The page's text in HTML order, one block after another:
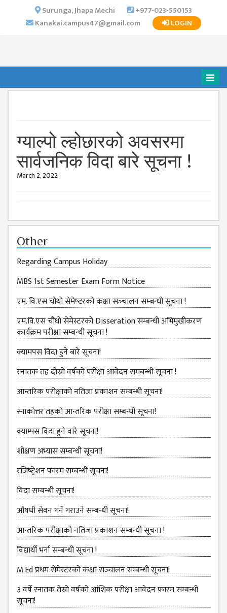
INSTITUTIONAL
MAJOR
STRATEGIES
ORGANIZATIONAL
STRUCTURE
ISSUES &
CHALLENGES
KMC SOCIAL
PROGRESS
STRATEGIC PLAN
STATUTE
VALUABLE
SUPPORTER
INSTITUTIONAL
INDIVIDUAL
OUR TEAM
CAMPUS
WINGS
CAMPUS
GENERAL
ASSEMBLY
CAMPUS
MANAGEMENT
COMMITTEE
ACCOUNT
COMMITTEE
ADVISORY
COMMITTEE
COMMITTEE
Surunga, Jhapa Mechi
+977-023-550153
Kanakai.campus47@gmail.com
LOGIN
ग्‍याल्‍पो ल्‍होछारको अवसरमा
सार्वजनिक विदा बारे सूचना !
March 2, 2022
Other
Regarding Campus Holiday
MBS 1st Semester Exam Form Notice
एम. वि.एस चौथो सेमेष्‍टरको कक्षा सञ्‍चालन सम्‍बन्‍धी सूचना !
एम.वि.एस चौथो सेमेस्टरको Disseration सम्बन्धी अभिमुखीकरण
कार्यक्रम परीक्षा सम्बन्धी सूचना !
क्यामपस विदा हुने बारे सूचना!
स्‍नातक तह दोस्रो वर्षको परीक्षा आवेदन समबन्धी सूचना !
आन्तरिक परीक्षाको नतिजा प्रकाशन सम्बन्धी सूचना!
स्नाकोत्तर तहको आन्तरिक परीक्षा सम्बन्धी सूचना!
क्याम्पस विदा हुने वारे सूचना!
शीक्षण अभ्यास सम्बन्धी सूचना!
रजिष्‍ट्रेशन फारम सम्बन्धी सूचना!
विदा सम्बन्धी सूचना!
औषधी सेवन गर्ने गराउने सम्बन्धी सूचना!
आन्तरिक परीक्षाको नतिजा प्रकाशन सम्बन्धी सूचना !
विद्यार्थी भर्ना सम्बन्धी सूचना !
M.Ed प्रथम सेमेस्टरको कक्षा सञ्‍चालन सम्बन्धी सूचना!
३ वर्षे स्नातक तेस्रो वर्षको आंशिक परीक्षा आवेदन फारम सम्बन्धी
सूचना!